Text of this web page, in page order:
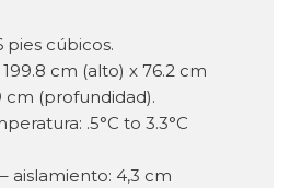
pies cúbicos.
cm (alto) x 76.2 cm
cm (profundidad).
.5°C to 3.3°C
aislamiento: 4,3 cm